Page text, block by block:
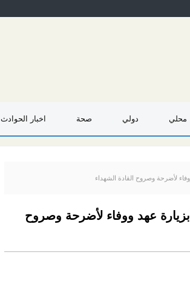
محلي دولي صحة اخبار الحوادث
النضال الشعبي تطلق فعاليات انطلاقتها الـ 58 بزيارة عهد ووفاء لأضرحة وصروح